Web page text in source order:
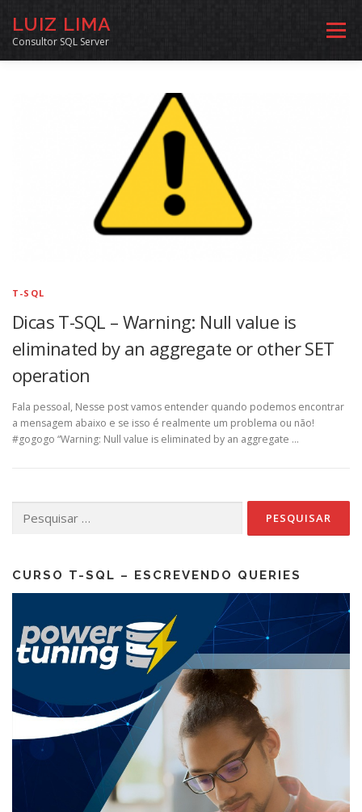
LUIZ LIMA
Consultor SQL Server
Menu
CURSOS
ARQUIVO LINKS COMUNIDADE
CONTATO
T-SQL
Dicas T-SQL – Warning: Null value is
eliminated by an aggregate or other SET
operation
Fala pessoal, Nesse post vamos entender quando podemos encontrar
a mensagem abaixo e se isso é realmente um problema ou não!
#gogogo “Warning: Null value is eliminated by an aggregate …
por:
CURSO T-SQL – ESCREVENDO QUERIES